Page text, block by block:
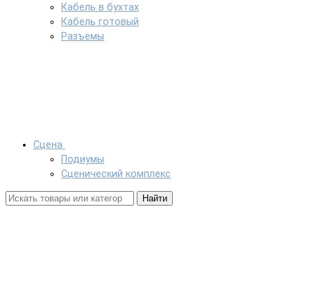
Кабель в бухтах
Кабель готовый
Разъемы
Сцена
Подиумы
Сценический комплекс
Найти